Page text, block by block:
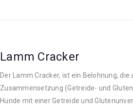
Lamm Cracker
Der Lamm Cracker, ist ein Belohnung, die
Zusammensetzung (Getreide- und
Hunde mit einer Getreide und